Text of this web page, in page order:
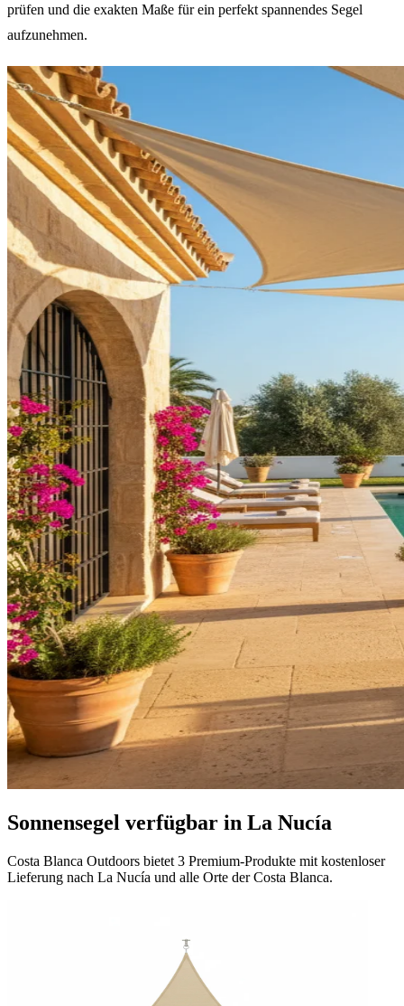
prüfen und die exakten Maße für ein perfekt spannendes Segel
aufzunehmen.
Sonnensegel verfügbar in La Nucía
Costa Blanca Outdoors bietet 3 Premium-Produkte mit kostenloser
Lieferung nach La Nucía und alle Orte der Costa Blanca.